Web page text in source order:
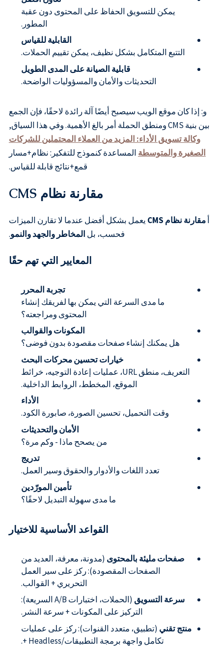
يمكن للتسويق الحفاظ على المحتوى دون عقبة
المطور.
القابلية للقياس
التتبع المتكامل بشكل نظيف، يمكن تقييم الحملات.
قابلية الصيانة على المدى الطويل
التحديثات والأمان والمسؤوليات الواضحة.
و: إذا كان موقع الويب سيصبح أيضًا آلة رائدة لاحقًا، فإن الجمع
بين بنية CMS ومنطق الحملة أمر بالغ الأهمية. وفي هذا السياق,
وكالة تسويق الأداء: المزيد من العملاء المحتملين للشركات
الصغيرة والمتوسطة المساعدة كنموذج للتفكير: نظام+مسار
قمع+نتائج قابلة للقياس.
مقارنة نظام CMS
أمقارنة نظام CMS
يعمل بشكل أفضل عندما لا تقارن الميزات
فحسب، بل المخاطر والجهد والنمو.
المعايير التي تهم حقًا
تجربة المحرر
ما مدى السرعة التي يمكن بها لفريقك إنشاء
المحتوى ومراجعته؟
المكونات والقوالب
هل يمكنك إنشاء صفحات مقصودة بدون فوضى؟
خيارات تحسين محركات البحث
التعريف، منطق URL، عمليات إعادة التوجيه، خرائط
الموقع، المخطط، الروابط الداخلية.
الأداء
وقت التحميل، تحسين الصورة، صابورة الكود.
الأمان والتحديثات
من يصحح ماذا - وكم مرة؟
تدريج
تعدد اللغات والأدوار والحقوق وسير العمل.
تأمين المورّدين
ما مدى سهولة التبديل لاحقًا؟
القواعد الأساسية للاختيار
صفحات مليئة بالمحتوى (مدونة، معرفة، العديد من
الصفحات المقصودة): ركز على سير العمل
التحريري + القوالب.
سرعة التسويق
(الحملات، اختبارات A/B السريعة):
التركيز على المكونات + سرعة النشر.
منتج تقني (تطبيق، متعدد القنوات): ركز على عمليات
تكامل واجهة برمجة التطبيقات/Headless +.